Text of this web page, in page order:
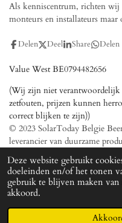
Deze website gebruikt
doeleinden en/of het tonen
gebruik te blijven maken van
akkoord.
Als kenniscentrum, richten
monteurs en installateurs maar
Delen Deel Share Delen
Value West BE0794482656
(Wij zijn niet verantwoordelijk
zetfouten, prijzen kunnen
correct blijken te zijn))
© 2023 SolarToday Belgie
leverancier van duurzame
installateurs
Powered by JouwWeb